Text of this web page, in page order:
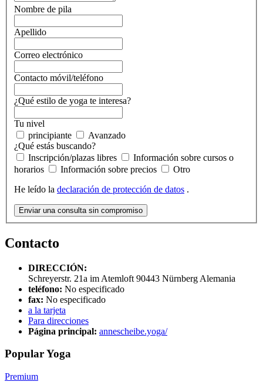
Nombre de pila
Apellido
Correo electrónico
Contacto móvil/teléfono
¿Qué estilo de yoga te interesa?
Tu nivel
principiante
Avanzado
¿Qué estás buscando?
Inscripción/plazas libres
Información sobre cursos o
horarios
Información sobre precios
Otro
He leído la declaración de protección de datos .
Enviar una consulta sin compromiso
Contacto
DIRECCIÓN:
Schreyerstr. 21a im Atemloft 90443 Nürnberg Alemania
teléfono: No especificado
fax: No especificado
a la tarjeta
Para direcciones
Página principal: annescheibe.yoga/
Popular Yoga
Premium